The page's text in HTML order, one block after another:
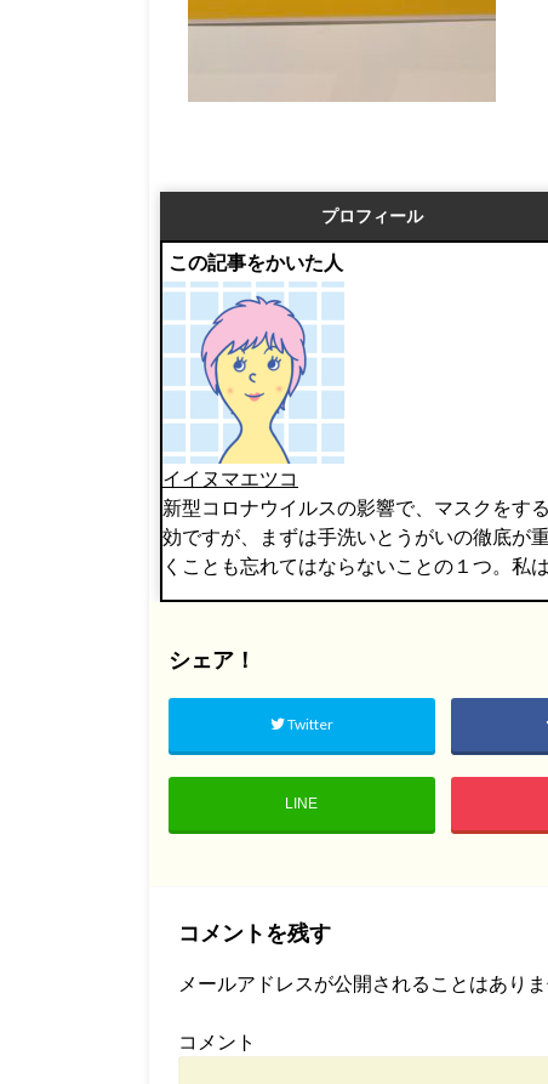
プロフィール
この記事をかいた人
イイヌマエツコ
新型コロナウイルスの影響で、マスクをす
効ですが、まずは手洗いとうがいの徹底が
くことも忘れてはならないことの１つ。私
シェア！
Twitter
LINE
コメントを残す
メールアドレスが公開されることはありま
コメント